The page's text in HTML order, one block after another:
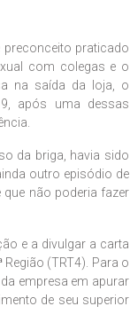
preconceito praticado
com colegas e o
na saída da loja, o
após uma dessas
da briga, havia sido
outro episódio de
não poderia fazer
e a divulgar a carta
(TRT4). Para o
empresa em apurar
de seu superior